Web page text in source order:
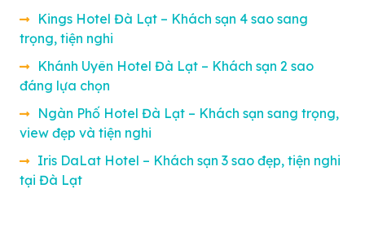
Kings Hotel Đà Lạt – Khách sạn 4 sao sang
trọng, tiện nghi
Khánh Uyên Hotel Đà Lạt – Khách sạn 2 sao
đáng lựa chọn
Ngàn Phố Hotel Đà Lạt – Khách sạn sang trọng,
view đẹp và tiện nghi
Iris DaLat Hotel – Khách sạn 3 sao đẹp, tiện nghi
tại Đà Lạt